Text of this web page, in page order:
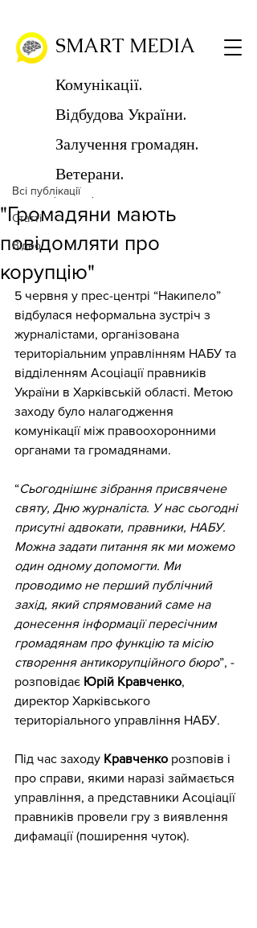
SMART MEDIA
Комунікації.
Відбудова України.
Залучення громадян.
Ветерани.
Всі публікації
Статті
Відео
Всі публікації
"Громадяни мають
повідомляти про
корупцію"
SMART MEDIA
5 черв. 2019 р.
5 червня у прес-центрі “Накипело”
відбулася неформальна зустріч з
журналістами, організована
територіальним управлінням НАБУ та
відділенням Асоціації правників
України в Харківській області. Метою
заходу було налагодження
комунікації між правоохоронними
органами та громадянами.
“Сьогоднішнє зібрання присвячене
святу, Дню журналіста. У нас сьогодні
присутні адвокати, правники, НАБУ.
Можна задати питання як ми можемо
один одному допомогти. Ми
проводимо не перший публічний
захід, який спрямований саме на
донесення інформації пересічним
громадянам про функцію та місію
створення антикорупційного бюро”, -
розповідає Юрій Кравченко,
директор Харківського
територіального управління НАБУ.
Під час заходу Кравченко розповів і
про справи, якими наразі займається
управління, а представники Асоціації
правників провели гру з виявлення
дифамації (поширення чуток).